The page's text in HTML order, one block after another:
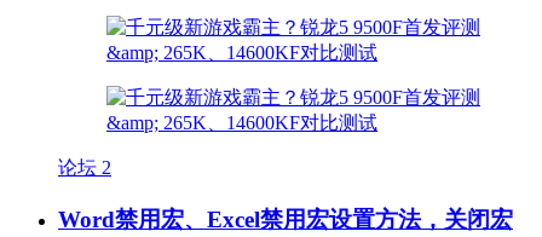
论坛 2
Word禁用宏、Excel禁用宏设置方法，关闭宏